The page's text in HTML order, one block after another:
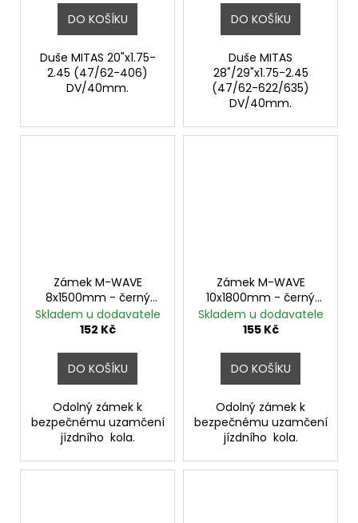
DO KOŠÍKU
Duše MITAS 20"x1.75-
2.45 (47/62-406)
DV/40mm.
DO KOŠÍKU
Duše MITAS
28"/29"x1.75-2.45
(47/62-622/635)
DV/40mm.
Zámek M-WAVE
8x1500mm - černý
transparentní
Skladem u dodavatele
152 Kč
DO KOŠÍKU
Odolný zámek k
bezpečnému uzamčení
jízdního kola.
Zámek M-WAVE
10x1800mm - černý
transparentní
Skladem u dodavatele
155 Kč
DO KOŠÍKU
Odolný zámek k
bezpečnému uzamčení
jízdního kola.